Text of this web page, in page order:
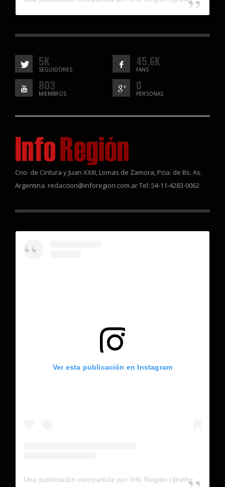
5K
SEGUIDORES
45.6K
FANS
803
MIEMBROS
0
PERSONAS
Cno. de Cintura y Juan XXIII, Lomas de Zamora, Pcia. de Bs. As.
Argentina. redaccion@inforegion.com.ar Tel: 54-11-4283-0062
Ver esta publicación en Instagram